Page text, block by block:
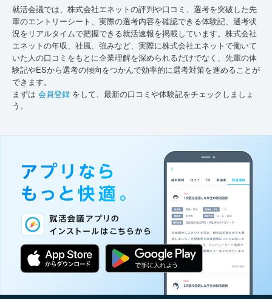
就活会議では、株式会社エネットの評判や口コミ、選考を突破した先
輩のエントリーシート、実際の選考内容を確認できる体験記、選考状
況をリアルタイムで把握できる就活速報を掲載しています。株式会社
エネットの年収、社風、強みなど、実際に株式会社エネットで働いて
いた人の口コミをもとに企業理解を深められるだけでなく、先輩の体
験記やESから選考の傾向をつかんで効率的に選考対策を進めることが
できます。
まずは 会員登録 をして、最新の口コミや体験記をチェックしましょ
う。